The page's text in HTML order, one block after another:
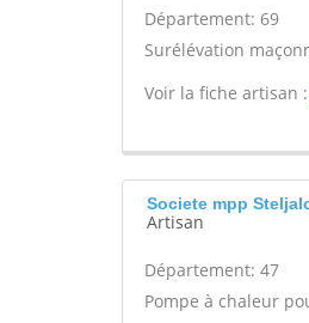
Département: 69
Surélévation
Voir la fiche artisan :
Societe mpp
Artisan
Département: 47
Pompe à chaleur